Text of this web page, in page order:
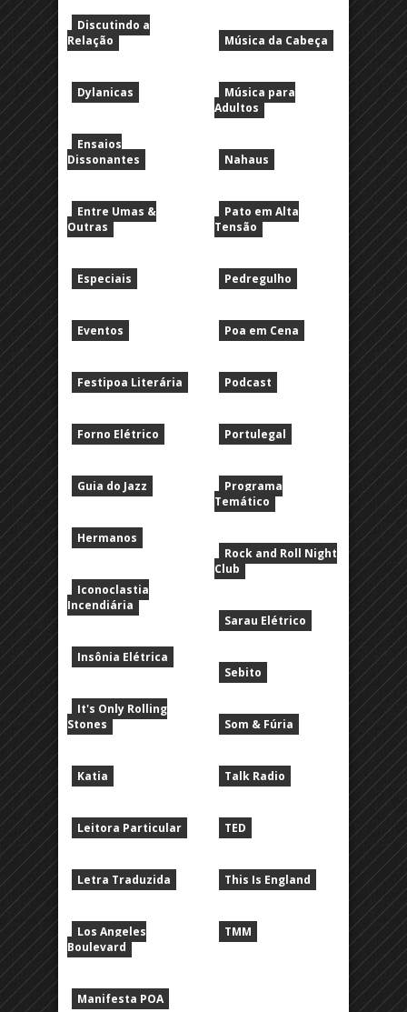
Discutindo a
Relação
Dylanicas
Ensaios
Dissonantes
Entre Umas &
Outras
Especiais
Eventos
Festipoa Literária
Forno Elétrico
Guia do Jazz
Hermanos
Iconoclastia
Incendiária
Insônia Elétrica
It's Only Rolling
Stones
Katia
Leitora Particular
Letra Traduzida
Los Angeles
Boulevard
Manifesta POA
Música da Cabeça
Música para
Adultos
Nahaus
Pato em Alta
Tensão
Pedregulho
Poa em Cena
Podcast
Portulegal
Programa
Temático
Rock and Roll Night
Club
Sarau Elétrico
Sebito
Som & Fúria
Talk Radio
TED
This Is England
TMM